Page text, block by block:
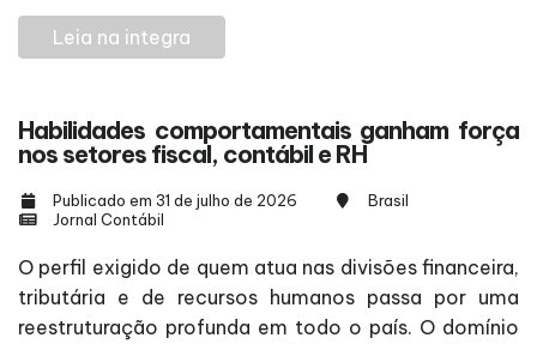
Leia na integra
Habilidades comportamentais ganham força
nos setores fiscal, contábil e RH
Publicado em 31 de julho de 2026
Brasil
Jornal Contábil
O perfil exigido de quem atua nas divisões financeira,
tributária e de recursos humanos passa por uma
reestruturação profunda em todo o país. O domínio